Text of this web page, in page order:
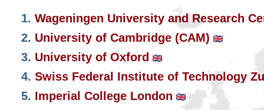
1. Wageningen University and Research
2. University of Cambridge (CAM)
3. University of Oxford
4. Swiss Federal Institute of Technology
5. Imperial College London